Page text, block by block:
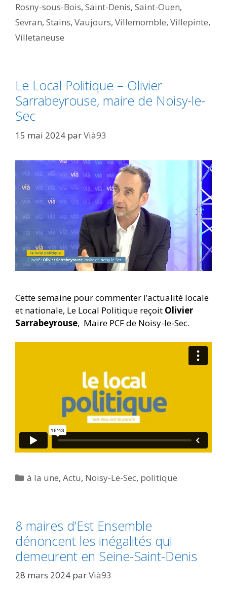
Rosny-sous-Bois, Saint-Denis, Saint-Ouen,
Sevran, Stains, Vaujours, Villemomble, Villepinte,
Villetaneuse
Le Local Politique – Olivier
Sarrabeyrouse, maire de Noisy-le-
Sec
15 mai 2024 parVià93
Cette semaine pour commenter l’actualité locale
et nationale, Le Local Politique reçoit Olivier
Sarrabeyrouse, Maire PCF de Noisy-le-Sec.
Catégories
à la une,Actu, Noisy-Le-Sec, politique
8 maires d’Est Ensemble
dénoncent les inégalités qui
demeurent en Seine-Saint-Denis
28 mars 2024 parVià93